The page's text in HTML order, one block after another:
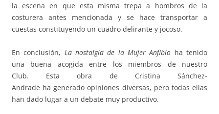
la escena en que esta misma trepa a hombros de la
costurera antes mencionada y se hace transportar a
cuestas constituyendo un cuadro delirante y jocoso.
En conclusión, La nostalgia de la Mujer Anfibio ha tenido
una buena acogida entre los miembros de nuestro
Club. Esta obra de Cristina Sánchez-
Andrade ha generado opiniones diversas, pero todas ellas
han dado lugar a un debate muy productivo.